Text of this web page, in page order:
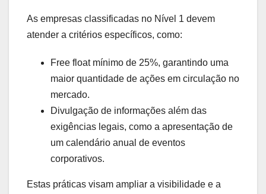
As empresas classificadas no Nível 1 devem
atender a critérios específicos, como:
Free float mínimo de 25%, garantindo uma
maior quantidade de ações em circulação no
mercado.
Divulgação de informações além das
exigências legais, como a apresentação de
um calendário anual de eventos
corporativos.
Estas práticas visam ampliar a visibilidade e a